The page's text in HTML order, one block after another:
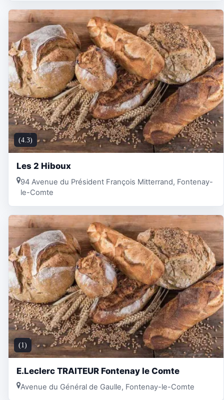
(4.3)
Les 2 Hiboux
94 Avenue du Président François Mitterrand, Fontenay-
le-Comte
(1)
E.Leclerc TRAITEUR Fontenay le Comte
Avenue du Général de Gaulle, Fontenay-le-Comte